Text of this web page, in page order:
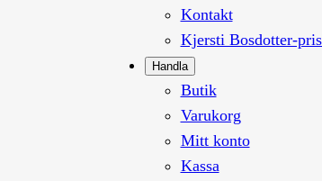
Kontakt
Kjersti Bosdotter-
Handla
Butik
Varukorg
Mitt konto
Kassa